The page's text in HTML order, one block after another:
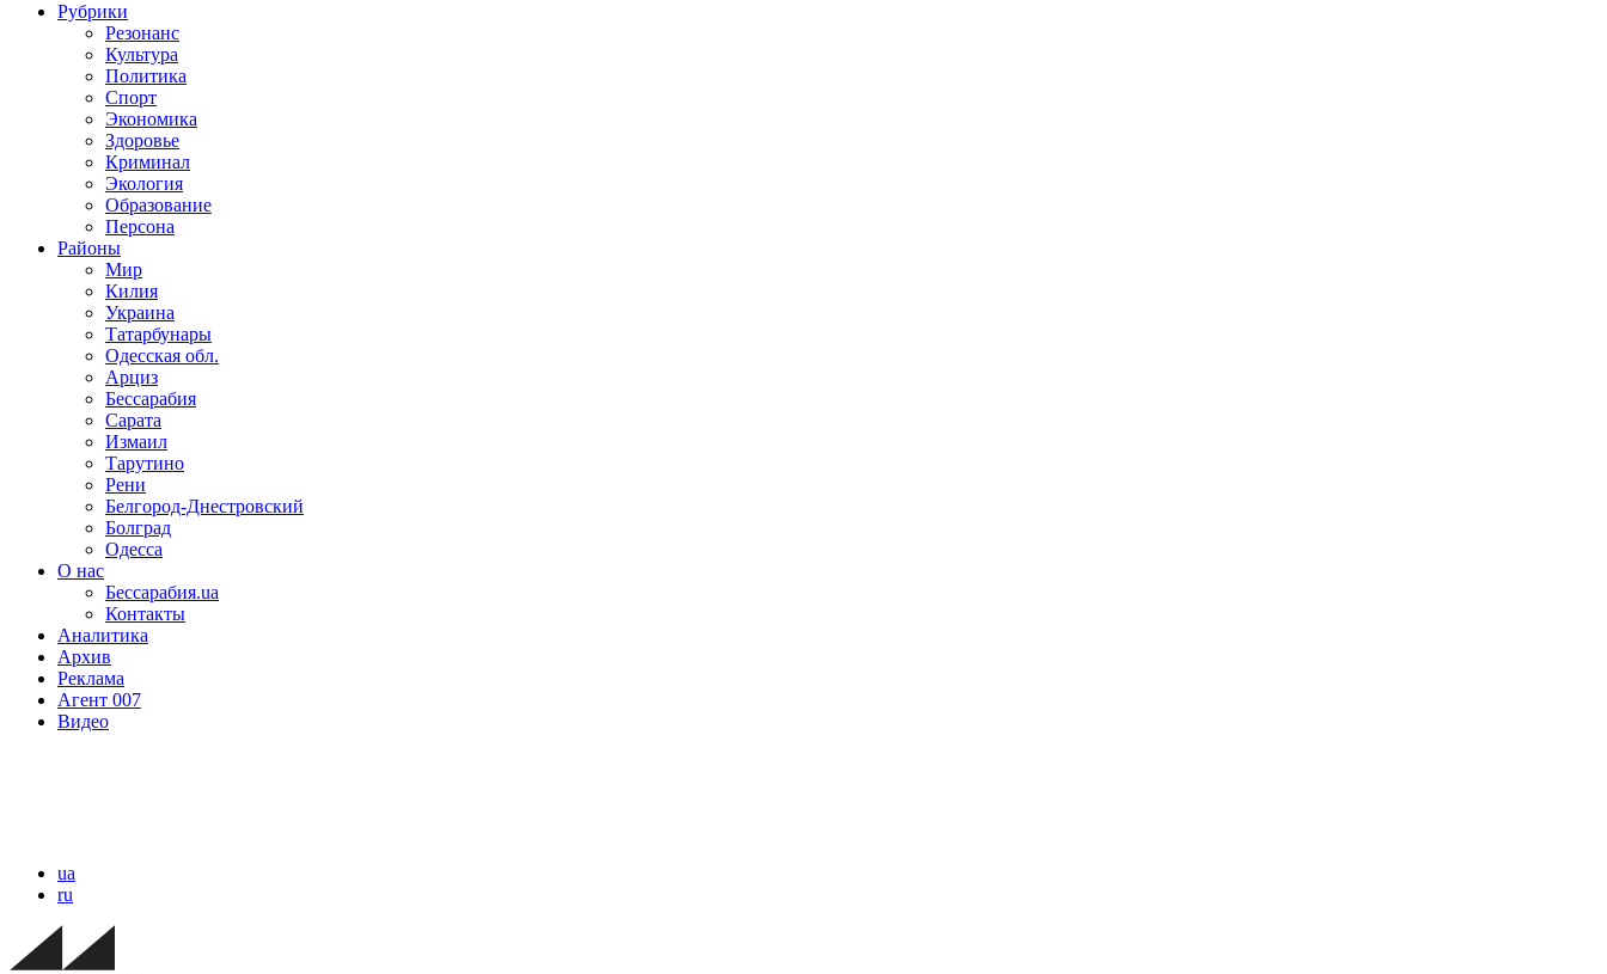
Рубрики
Резонанс
Культура
Политика
Спорт
Экономика
Здоровье
Криминал
Экология
Образование
Персона
Районы
Мир
Килия
Украина
Татарбунары
Одесская обл.
Арциз
Бессарабия
Сарата
Измаил
Тарутино
Рени
Белгород-Днестровский
Болград
Одесса
О нас
Бессарабия.ua
Контакты
Аналитика
Архив
Реклама
Агент 007
Видео
ua
ru